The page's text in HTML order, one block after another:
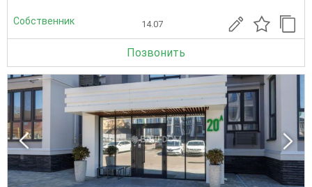
Собственник 14.07
Позвонить